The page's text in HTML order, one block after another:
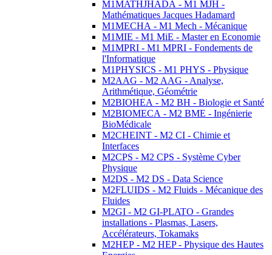
M1MATHJHADA - M1 MJH -
Mathématiques Jacques Hadamard
M1MECHA - M1 Mech - Mécanique
M1MIE - M1 MiE - Master en Economie
M1MPRI - M1 MPRI - Fondements de
l'Informatique
M1PHYSICS - M1 PHYS - Physique
M2AAG - M2 AAG - Analyse,
Arithmétique, Géométrie
M2BIOHEA - M2 BH - Biologie et Santé
M2BIOMECA - M2 BME - Ingénierie
BioMédicale
M2CHEINT - M2 CI - Chimie et
Interfaces
M2CPS - M2 CPS - Système Cyber
Physique
M2DS - M2 DS - Data Science
M2FLUIDS - M2 Fluids - Mécanique des
Fluides
M2GI - M2 GI-PLATO - Grandes
installations - Plasmas, Lasers,
Accélérateurs, Tokamaks
M2HEP - M2 HEP - Physique des Hautes